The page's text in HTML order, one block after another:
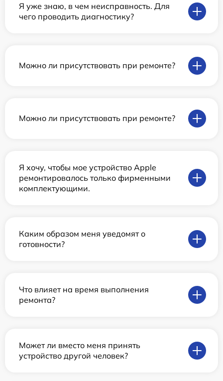
Я уже знаю, в чем неисправность. Для
чего проводить диагностику?
Можно ли присутствовать при ремонте?
Можно ли присутствовать при ремонте?
Я хочу, чтобы мое устройство Apple
ремонтировалось только фирменными
комплектующими.
Каким образом меня уведомят о
готовности?
Что влияет на время выполнения
ремонта?
Может ли вместо меня принять
устройство другой человек?